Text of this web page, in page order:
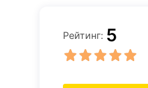
Рейтинг: 5